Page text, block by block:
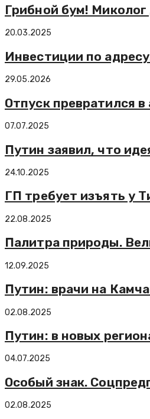
Грибной бум!
20.03.2025
Инвестиции по
29.05.2026
Отпуск превратился
07.07.2025
Путин заявил, что
24.10.2025
ГП требует изъять у
22.08.2025
Палитра природы.
12.09.2025
Путин: врачи на
02.08.2025
Путин: в новых
04.07.2025
Особый знак.
02.08.2025